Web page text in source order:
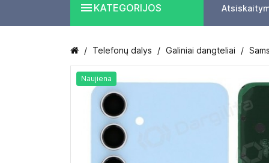
 KATEGORIJOS
Telefonų dalys Galiniai dangteliai
Naujiena